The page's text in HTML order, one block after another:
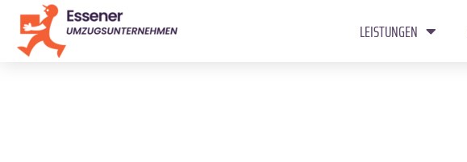
LEISTUNGEN